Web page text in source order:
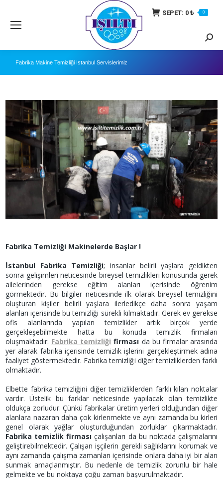
SEPET: 0 ₺ 0
Fabrika Makine Temizliği İstanbul Servislerimiz
Fabrika Temizliği Makinelerde Başlar !
İstanbul Fabrika Temizliği; insanlar belirli yaşlara geldikten
sonra gelişimleri neticesinde bireysel temizlikleri konusunda gerek
ailelerinden gerekse eğitim alanları içerisinde öğrenim
görmektedir. Bu bilgiler neticesinde ilk olarak bireysel temizliğini
oluşturan kişiler belirli yaşlara ilerledikçe daha sonra yaşam
alanları içerisinde bu temizliği sürekli kılmaktadır. Gerek ev gerekse
ofis alanlarında yapılan temizlikler artık birçok yerde
gerçekleşebilmekte hatta bu konuda temizlik firmaları
oluşmaktadır. Fabrika temizliği firması da bu firmalar arasında
yer alarak fabrika içerisinde temizlik işlerini gerçekleştirmek adına
faaliyet göstermektedir. Fabrika temizliği diğer temizliklerden farklı
olmaktadır.
Elbette fabrika temizliğini diğer temizliklerden farklı kılan noktalar
vardır. Üstelik bu farklar neticesinde yapılacak olan temizlikte
oldukça zorludur. Çünkü fabrikalar üretim yerleri olduğundan diğer
alanlara nazaran daha çok kirlenmekte ve aynı zamanda bu kirleri
genel olarak yağlar oluşturduğundan zorluklar çıkarmaktadır.
Fabrika temizlik firması çalışanları da bu noktada çalışmalarını
geliştirebilmektedir. Çalışan işçilerin gerekli sağlıklarını korumak ve
aynı zamanda çalışma zamanları içerisinde onlara daha iyi bir alan
sunmak amaçlanmıştır. Bu nedenle de temizlik zorunlu bir hale
gelmekte ve bu noktaya çoğu zaman başvurulmaktadır.